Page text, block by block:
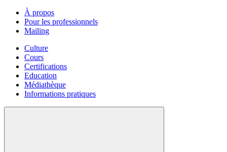
À propos
Pour les professionnels
Mailing
Culture
Cours
Certifications
Education
Médiathèque
Informations pratiques